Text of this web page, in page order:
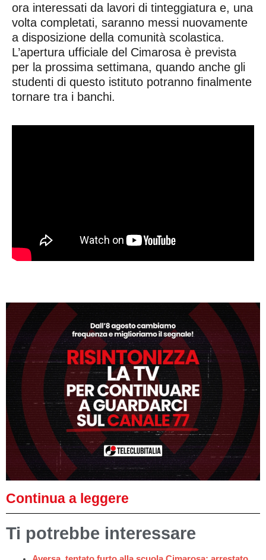
ora interessati da lavori di tinteggiatura e, una
volta completati, saranno messi nuovamente
a disposizione della comunità scolastica.
L’apertura ufficiale del Cimarosa è prevista
per la prossima settimana, quando anche gli
studenti di questo istituto potranno finalmente
tornare tra i banchi.
Continua a leggere
Ti potrebbe interessare